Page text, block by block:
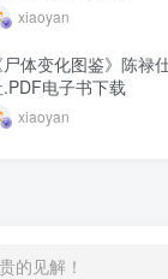
xiaoyan
尸体变化图鉴》陈禄
电子书下载
xiaoyan
的见解！